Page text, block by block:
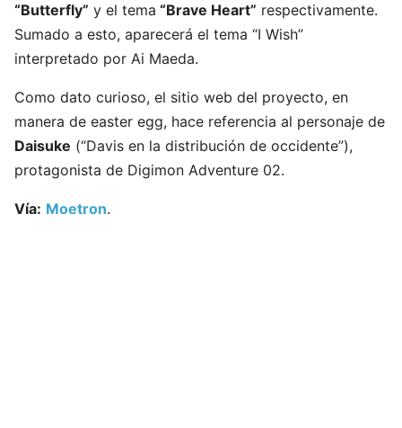
“Butterfly” y el tema “Brave Heart” respectivamente.
Sumado a esto, aparecerá el tema “I Wish”
interpretado por Ai Maeda.
Como dato curioso, el sitio web del proyecto, en
manera de easter egg, hace referencia al personaje de
Daisuke (“Davis en la distribución de occidente”),
protagonista de Digimon Adventure 02.
Vía: Moetron.